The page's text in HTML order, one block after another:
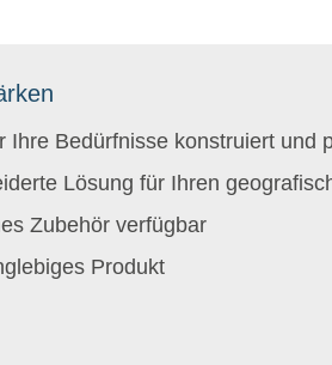
Ihre Bedürfnisse konstruiert und
Lösung für Ihren
Zubehör verfügbar
Produkt